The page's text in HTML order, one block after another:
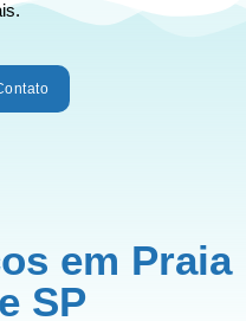
em Praia
SP